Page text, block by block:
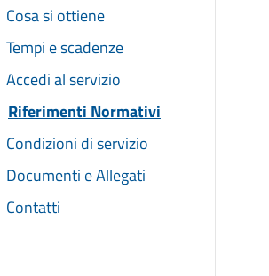
Cosa si ottiene
Tempi e scadenze
Accedi al servizio
Riferimenti Normativi
Condizioni di servizio
Documenti e Allegati
Contatti